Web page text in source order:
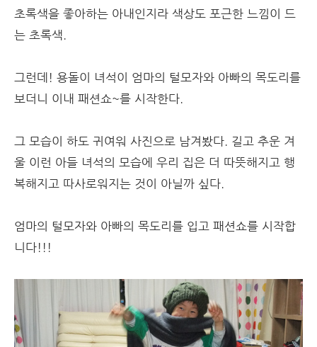
초록색을 좋아하는 아내인지라 색상도 포근한 느낌이 드
는 초록색.
그런데! 용돌이 녀석이 엄마의 털모자와 아빠의 목도리를
보더니 이내 패션쇼~를 시작한다.
그 모습이 하도 귀여워 사진으로 남겨봤다. 길고 추운 겨
울 이런 아들 녀석의 모습에 우리 집은 더 따뜻해지고 행
복해지고 따사로워지는 것이 아닐까 싶다.
엄마의 털모자와 아빠의 목도리를 입고 패션쇼를 시작합
니다!!!